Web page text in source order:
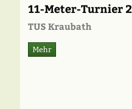
11-Meter-Turnier
TUS Kraubath
Mehr